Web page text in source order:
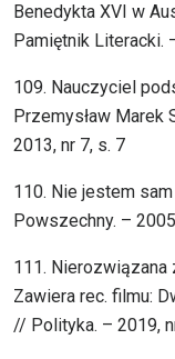
Benedykta XVI w
Pamiętnik Literacki.
109. Nauczyciel
Przemysław Marek
2013, nr 7, s. 7
110. Nie jestem
Powszechny. –
111.
Zawiera rec. filmu:
// Polityka. – 2019,